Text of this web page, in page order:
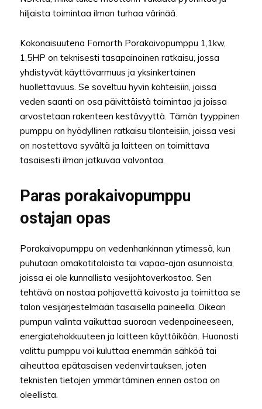
hiljaista toimintaa ilman turhaa värinää.
Kokonaisuutena Fornorth Porakaivopumppu 1,1kw,
1,5HP on teknisesti tasapainoinen ratkaisu, jossa
yhdistyvät käyttövarmuus ja yksinkertainen
huollettavuus. Se soveltuu hyvin kohteisiin, joissa
veden saanti on osa päivittäistä toimintaa ja joissa
arvostetaan rakenteen kestävyyttä. Tämän tyyppinen
pumppu on hyödyllinen ratkaisu tilanteisiin, joissa vesi
on nostettava syvältä ja laitteen on toimittava
tasaisesti ilman jatkuvaa valvontaa.
Paras porakaivopumppu
ostajan opas
Porakaivopumppu on vedenhankinnan ytimessä, kun
puhutaan omakotitaloista tai vapaa-ajan asunnoista,
joissa ei ole kunnallista vesijohtoverkostoa. Sen
tehtävä on nostaa pohjavettä kaivosta ja toimittaa se
talon vesijärjestelmään tasaisella paineella. Oikean
pumpun valinta vaikuttaa suoraan vedenpaineeseen,
energiatehokkuuteen ja laitteen käyttöikään. Huonosti
valittu pumppu voi kuluttaa enemmän sähköä tai
aiheuttaa epätasaisen vedenvirtauksen, joten
teknisten tietojen ymmärtäminen ennen ostoa on
oleellista.